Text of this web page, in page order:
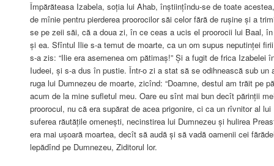
Împărăteasa Izabela, soția lui Ahab, înștiințîndu-se de toate
de mînie pentru pierderea proorocilor săi celor fără de rușine și a
se pe zeii săi, că a doua zi, în ce ceas a ucis el proorocii lui Baal,
și ea. Sfîntul Ilie s-a temut de moarte, ca un om supus neputinței
s-a zis: “Ilie era asemenea om pătimaș!” Și a fugit de frica Izabelei
Iudeei, și s-a dus în pustie. Într-o zi a stat să se odihnească sub un
ruga lui Dumnezeu de moarte, zicînd: “Doamne, destul am trăit pe
acum de la mine sufletul meu. Oare eu sînt mai bun decît părinții
proorocul, nu că era supărat de acea prigonire, ci ca un rîvnitor al
suferea răutățile omenești, necinstirea lui Dumnezeu și hulirea
era mai ușoară moartea, decît să audă și să vadă oamenii cei
lepădînd pe Dumnezeu, Ziditorul lor.